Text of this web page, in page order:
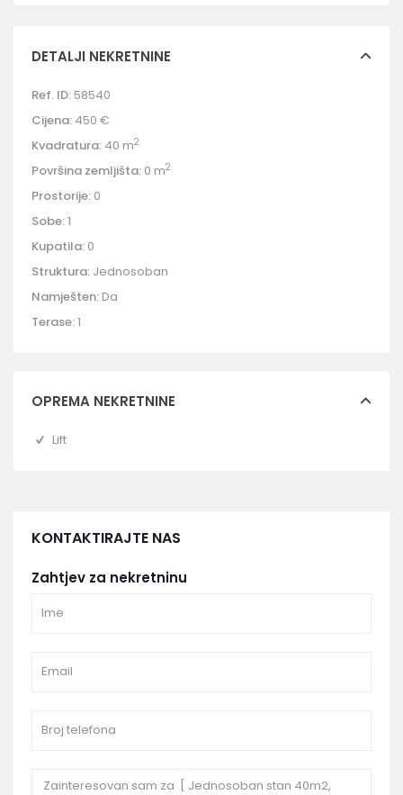
DETALJI NEKRETNINE
Ref. ID: 58540
Cijena: 450 €
Kvadratura: 40 m2
Površina zemljišta: 0 m2
Prostorije: 0
Sobe:1
Kupatila: 0
Struktura: Jednosoban
Namješten: Da
Terase:1
OPREMA NEKRETNINE
Lift
KONTAKTIRAJTE NAS
Zahtjev za nekretninu